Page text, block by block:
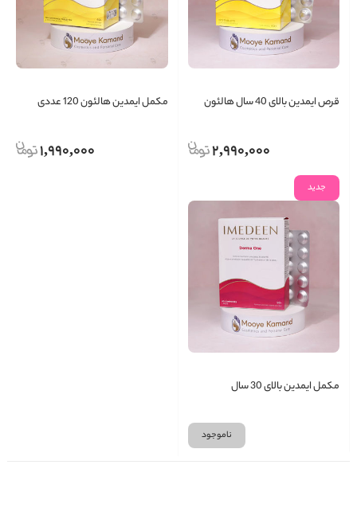
قرص ایمدین بالای 40 سال هالئون
2,990,000
مکمل ایمدین هالئون 120 عددی
1,990,000
جدید
مکمل ایمدین بالای 30 سال
ناموجود